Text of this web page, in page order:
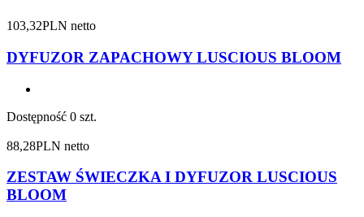
103,32PLN netto
DYFUZOR ZAPACHOWY LUSCIOUS BLOOM
Dostępność 0 szt.
88,28PLN netto
ZESTAW ŚWIECZKA I DYFUZOR LUSCIOUS
BLOOM